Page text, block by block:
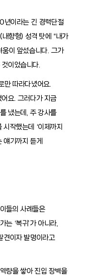
이라는 긴 경력단절
향형) 성격 탓에 “내가
이 앞섰습니다. 그가
이었습니다.
만 따라다녔어요.
요. 그러다가 지금
냈는데, 주 강사를
작했는데 ‘이제까지
얘기까지 듣게
들의 사례들은
는 ‘복귀’가 아니라,
견이자 발명이라고
량을 쌓아 진입 장벽을